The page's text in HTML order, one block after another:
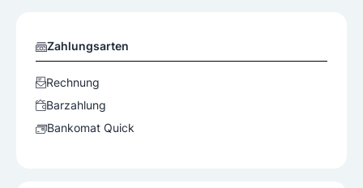
Zahlungsarten
Rechnung
Barzahlung
Bankomat Quick